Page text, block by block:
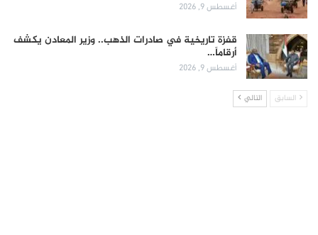
أغسطس 9, 2026
قفزة تاريخية في صادرات الذهب.. وزير المعادن يكشف
أرقاماً…
أغسطس 9, 2026
السابق التالي